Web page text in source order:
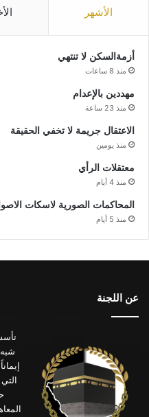
الأشهر
أزمةالسكن لا تنتهي
منذ 8 ساعات
مهددين بالإعدام
منذ 23 ساعة
الاعتقال جريمة لا تخفي الحقيقة
منذ يومين
معتقلات الرأي
منذ 4 أيام
المحاكمات الصورية لاسكات
منذ 5 أيام
عن اللجنة